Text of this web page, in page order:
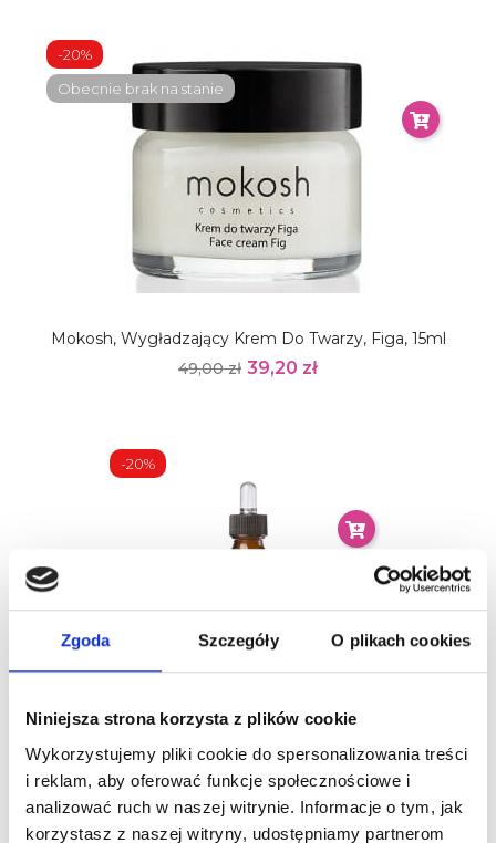
Zgoda Szczegóły O plikach cookies
Niniejsza strona korzysta z plików cookie
Wykorzystujemy pliki cookie do spersonalizowania treści
i reklam, aby oferować funkcje społecznościowe i
analizować ruch w naszej witrynie. Informacje o tym, jak
korzystasz z naszej witryny, udostępniamy partnerom
Mokosh, Wygładzający Krem Do Twarzy, Figa, 15ml
49,00 zł 39,20 zł
-20%
Obecnie brak na stanie
Mokosh, Olej Arganowy, 100ml
79,00 zł 63,20 zł
-20%